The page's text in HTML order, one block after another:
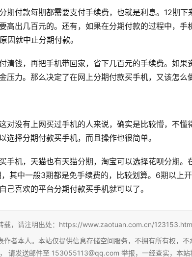
付款每期都需要支付手续费，也就是利息。12期下
高出几百元的。还有，如果在分期付款的过程中，手
因就中止分期付款。
钱，再把手机带回家，省下几百元的手续费。如果
力。那么决定了在网上分期付款买手机，又该怎么
没有上网买过手机的人来说，确实是比较懵，不懂
择分期付款买手机，而且操作也很简单。
机，天猫也有天猫分期，淘宝可以选择花呗分期。
其中一般3期都是免手续费的，比较划算。6期以上
喜欢的平台分期付款买手机就可以了。
载，请注明出处：https://www.zaotuan.com.cn/
者本人。本站仅提供信息存储空间服务，不拥有所有权，不
请发送邮件至 153055113@qq.com 举报，一经查实，本站